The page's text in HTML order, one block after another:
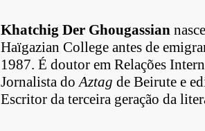
Khatchig Der Ghougassian
Haïgazian College antes de
1987. É doutor em Relações
Jornalista doAztag de Beirute e
Escritor da terceira geração da